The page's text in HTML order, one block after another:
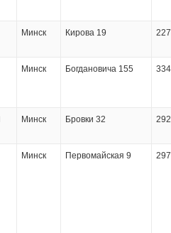
Минск Кирова 19
Минск Богдановича 155
Минск Бровки 32
Минск Первомайская 9